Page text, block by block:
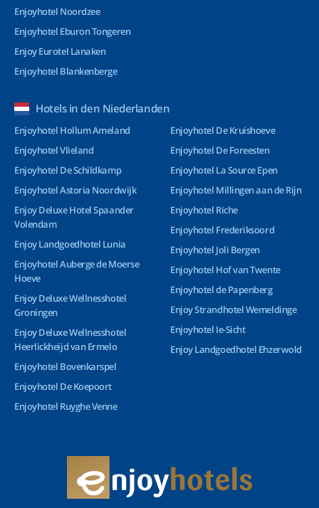
Enjoyhotel Noordzee
Enjoyhotel Eburon Tongeren
Enjoy Eurotel Lanaken
Enjoyhotel Blankenberge
Hotels in den Niederlanden
Enjoyhotel Hollum Ameland
Enjoyhotel Vlieland
Enjoyhotel De Schildkamp
Enjoyhotel Astoria Noordwijk
Enjoy Deluxe Hotel Spaander
Volendam
Enjoy Landgoedhotel Lunia
Enjoyhotel Auberge de Moerse
Hoeve
Enjoy Deluxe Wellnesshotel
Groningen
Enjoy Deluxe Wellnesshotel
Heerlickheijd van Ermelo
Enjoyhotel Bovenkarspel
Enjoyhotel De Koepoort
Enjoyhotel Ruyghe Venne
Enjoyhotel De Kruishoeve
Enjoyhotel De Foreesten
Enjoyhotel La Source Epen
Enjoyhotel Millingen aan de Rijn
Enjoyhotel Riche
Enjoyhotel Frederiksoord
Enjoyhotel Joli Bergen
Enjoyhotel Hof van Twente
Enjoyhotel de Papenberg
Enjoy Strandhotel Wemeldinge
Enjoyhotel Ie-Sicht
Enjoy Landgoedhotel Ehzerwold